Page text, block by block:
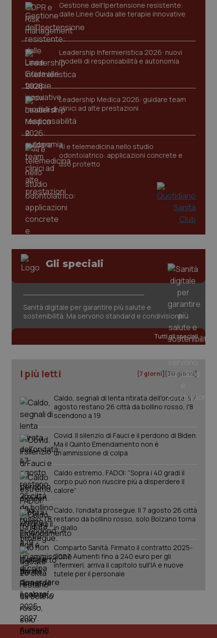
Gestione dell'Ipertensione resistente:
dalle Linee Guida alle terapie innovative
Leadership Infermieristica 2026: nuovi
modelli di responsabilità e autonomia
Leadership Medica 2026: guidare team
clinici ad alte prestazioni
AI e telemedicina nello studio
odontoiatrico: applicazioni concrete e
uso protetto
Gli speciali
Sanità digitale per garantire più salute e
sostenibilità. Ma servono standard e condivisione
Tutti gli speciali
I più letti [7 giorni] [30 giorni]
Caldo, segnali di lenta ritirata dell'ondata: il 7
agosto restano 26 città da bollino rosso, l'8
scendono a 19
Covid. Il silenzio di Fauci e il perdono di Biden.
Ma il Quinto Emendamento non è
un’ammissione di colpa
Caldo estremo, FADOI: “Sopra i 40 gradi il
corpo può non riuscire più a disperdere il
calore”
Caldo, l’ondata prosegue. Il 7 agosto 26 città
restano da bollino rosso, solo Bolzano torna
in giallo
Comparto Sanità. Firmato il contratto 2025-
2027. Aumenti fino a 240 euro per gli
infermieri, arriva il capitolo sull'IA e nuove
tutele per il personale
CookieScriptConsent
tracking-sites-ironfish-
tracking-enable
www.quotidianosanita.it
session-id
.quotidianosanita.it
PHPSESSID
PHP.net
www.quotidianosanita.it